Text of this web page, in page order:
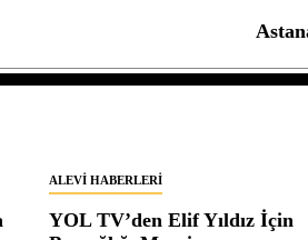
ALEVI HABERLERI
YOL TV’den Elif Yıldız İçin